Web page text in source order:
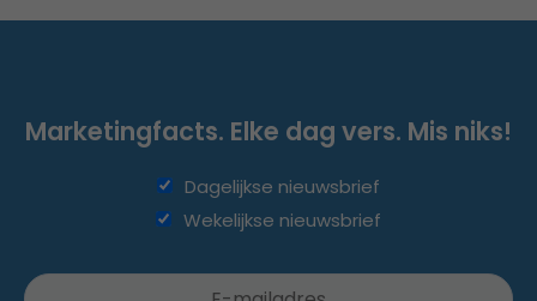
Marketingfacts. Elke dag vers. Mis niks!
Dagelijkse nieuwsbrief
Wekelijkse nieuwsbrief